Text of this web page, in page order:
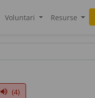
Voluntari Resurse
volume_up (4)